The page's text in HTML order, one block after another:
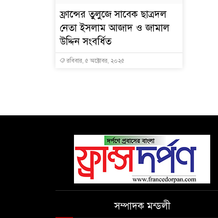
ফ্রান্সের তুলুজে সাবেক ছাত্রদল
নেতা ইসলাম আজাদ ও জামাল
উদ্দিন সংবর্ধিত
রবিবার, ৫ অক্টোবর, ২০২৫
সম্পাদক মন্ডলী